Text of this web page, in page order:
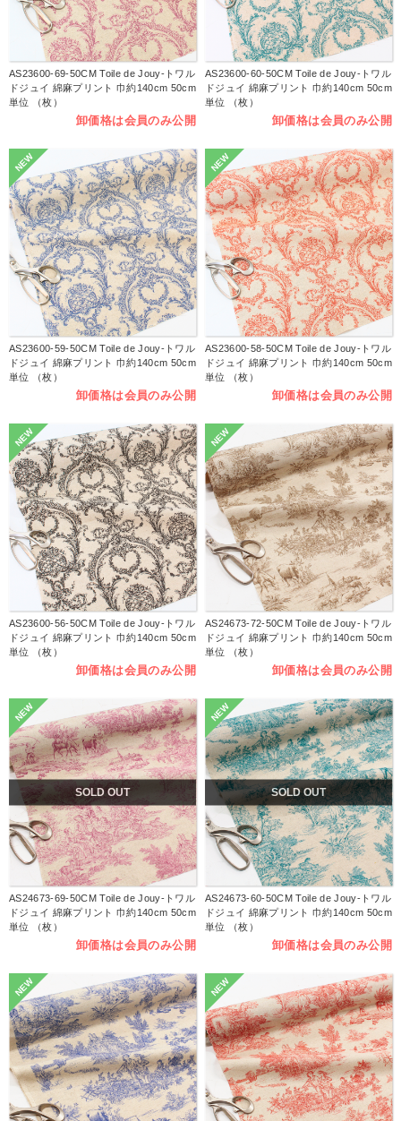
AS23600-69-50CM Toile de Jouy-トワル
ドジュイ 綿麻プリント 巾約140cm 50cm
単位 （枚）
卸価格は会員のみ公開
AS23600-60-50CM Toile de Jouy-トワル
ドジュイ 綿麻プリント 巾約140cm 50cm
単位 （枚）
卸価格は会員のみ公開
NEW
AS23600-59-50CM Toile de Jouy-トワル
ドジュイ 綿麻プリント 巾約140cm 50cm
単位 （枚）
卸価格は会員のみ公開
NEW
AS23600-58-50CM Toile de Jouy-トワル
ドジュイ 綿麻プリント 巾約140cm 50cm
単位 （枚）
卸価格は会員のみ公開
NEW
AS23600-56-50CM Toile de Jouy-トワル
ドジュイ 綿麻プリント 巾約140cm 50cm
単位 （枚）
卸価格は会員のみ公開
NEW
AS24673-72-50CM Toile de Jouy-トワル
ドジュイ 綿麻プリント 巾約140cm 50cm
単位 （枚）
卸価格は会員のみ公開
NEW
SOLD OUT
AS24673-69-50CM Toile de Jouy-トワル
ドジュイ 綿麻プリント 巾約140cm 50cm
単位 （枚）
卸価格は会員のみ公開
NEW
SOLD OUT
AS24673-60-50CM Toile de Jouy-トワル
ドジュイ 綿麻プリント 巾約140cm 50cm
単位 （枚）
卸価格は会員のみ公開
NEW NEW